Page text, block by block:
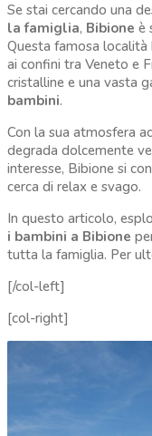
Se stai cercando una
la famiglia, Bibione è
Questa famosa
ai confini tra Veneto e
cristalline e una vasta
bambini.
Con la sua atmosfera
degrada dolcemente
interesse, Bibione si
cerca di relax e svago.
In questo articolo,
i bambini a Bibione
tutta la famiglia. Per
[/col-left]
[col-right]